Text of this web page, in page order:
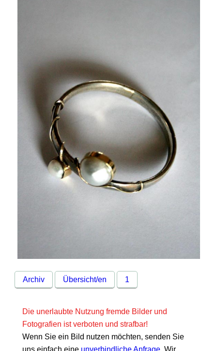
Archiv Übersicht/en 1
Die unerlaubte Nutzung fremde Bilder und
Fotografien ist verboten und strafbar!
Wenn Sie ein Bild nutzen möchten, senden Sie